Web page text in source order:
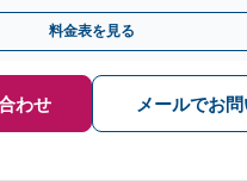
もございます。
料金表を見る
わせ メールでお